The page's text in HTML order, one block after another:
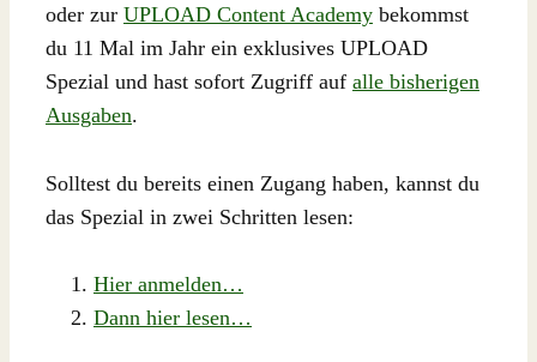
oder zur UPLOAD Content Academy bekommst
du 11 Mal im Jahr ein exklusives UPLOAD
Spezial und hast sofort Zugriff auf alle bisherigen
Ausgaben.
Solltest du bereits einen Zugang haben, kannst du
das Spezial in zwei Schritten lesen:
Hier anmelden…
Dann hier lesen…